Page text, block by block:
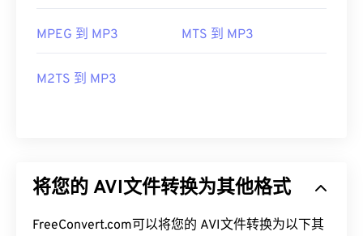
MPEG 到 MP3 MTS 到 MP3
M2TS 到 MP3
将您的 AVI文件转换为其他格式
FreeConvert.com可以将您的 AVI文件转换为以下其